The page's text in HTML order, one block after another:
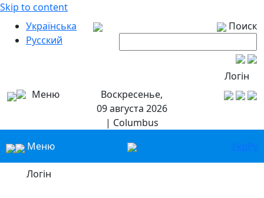
Skip to content
Українська
Русский
Поиск
Логін
Меню
Воскресенье,
09 августа 2026
| Columbus
Меню
УкрРу
Логін